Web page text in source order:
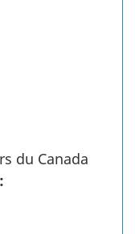
du Canada